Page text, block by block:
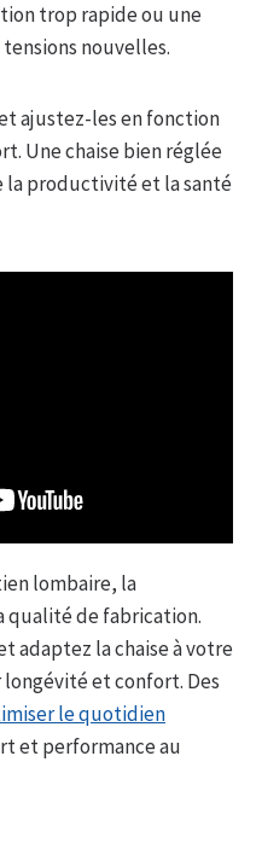
trop rapide ou une
nouvelles.
ajustez-les en fonction
Une chaise bien réglée
productivité et la santé
lombaire, la
qualité de fabrication.
adaptez la chaise à votre
et confort. Des
le quotidien
et performance au